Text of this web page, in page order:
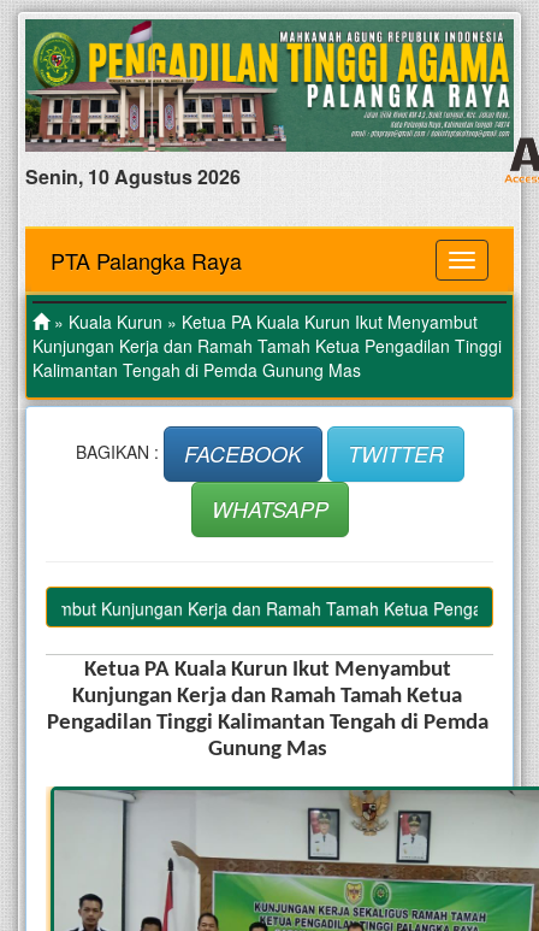
Senin, 10 Agustus 2026
MENU
PTA Palangka Raya
» Kuala Kurun » Ketua PA Kuala Kurun Ikut Menyambut
Kunjungan Kerja dan Ramah Tamah Ketua Pengadilan Tinggi
Kalimantan Tengah di Pemda Gunung Mas
BAGIKAN : FACEBOOK
TWITTER
WHATSAPP
Kunjungan Kerja dan Ramah Tamah Ketua Pengadilan Tinggi
Ketua PA Kuala Kurun Ikut Menyambut
Kunjungan Kerja dan Ramah Tamah Ketua
Pengadilan Tinggi Kalimantan Tengah di Pemda
Gunung Mas